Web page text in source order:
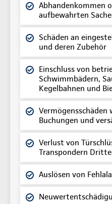
Abhandenkommen
aufbewahrten
Schäden an
und deren Zubehör
Einschluss von
Schwimmbädern,
Kegelbahnen und
Buchungen und
Verlust von
Transpondern
Auslösen von